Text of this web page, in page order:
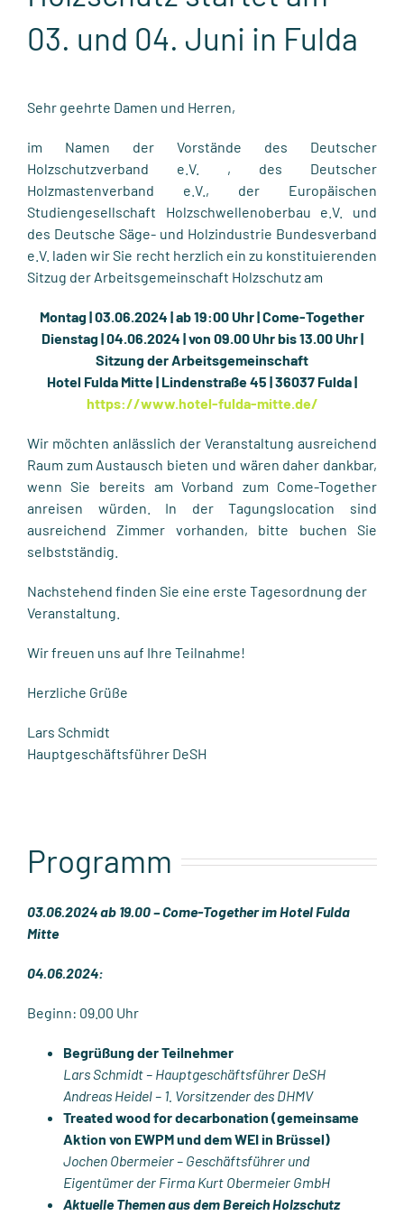
03. und 04. Juni in Fulda
Sehr geehrte Damen und Herren,
im Namen der Vorstände des Deutscher
Holzschutzverband e.V. , des Deutscher
Holzmastenverband e.V., der Europäischen
Studiengesellschaft Holzschwellenoberbau e.V. und
des Deutsche Säge- und Holzindustrie Bundesverband
e.V. laden wir Sie recht herzlich ein zu konstituierenden
Sitzug der Arbeitsgemeinschaft Holzschutz am
Montag | 03.06.2024 | ab 19:00 Uhr | Come-Together
Dienstag | 04.06.2024 | von 09.00 Uhr bis 13.00 Uhr |
Sitzung der Arbeitsgemeinschaft
Hotel Fulda Mitte | Lindenstraße 45 | 36037 Fulda |
https://www.hotel-fulda-mitte.de/
Wir möchten anlässlich der Veranstaltung ausreichend
Raum zum Austausch bieten und wären daher dankbar,
wenn Sie bereits am Vorband zum Come-Together
anreisen würden. In der Tagungslocation sind
ausreichend Zimmer vorhanden, bitte buchen Sie
selbstständig.
Nachstehend finden Sie eine erste Tagesordnung der
Veranstaltung.
Wir freuen uns auf Ihre Teilnahme!
Herzliche Grüße
Lars Schmidt
Hauptgeschäftsführer DeSH
Programm
03.06.2024 ab 19.00 – Come-Together im Hotel Fulda
Mitte
04.06.2024:
Beginn: 09.00 Uhr
Begrüßung der Teilnehmer
Lars Schmidt – Hauptgeschäftsführer DeSH
Andreas Heidel – 1. Vorsitzender des DHMV
Treated wood for decarbonation (gemeinsame
Aktion von EWPM und dem WEI in Brüssel)
Jochen Obermeier – Geschäftsführer und
Eigentümer der Firma Kurt Obermeier GmbH
Aktuelle Themen aus dem Bereich Holzschutz